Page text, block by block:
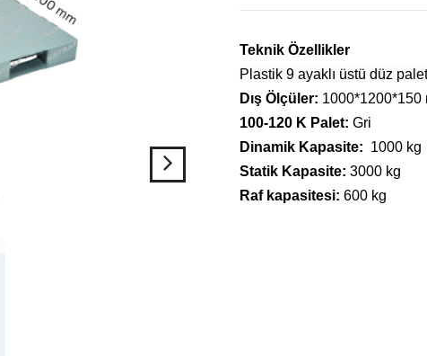
Teknik Özellikler
Plastik 9 ayaklı üstü düz palet
Dış Ölçüler: 1000*1200*150
100-120 K Palet: Gri
Dinamik Kapasite: 1000 kg
Statik Kapasite: 3000 kg
Raf kapasitesi: 600 kg